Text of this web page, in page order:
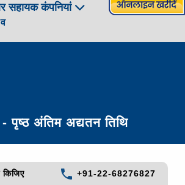
सहायक कंपनियां
- पृष्ठ अंतिम अद्यतन तिथि
+91-22-68276827